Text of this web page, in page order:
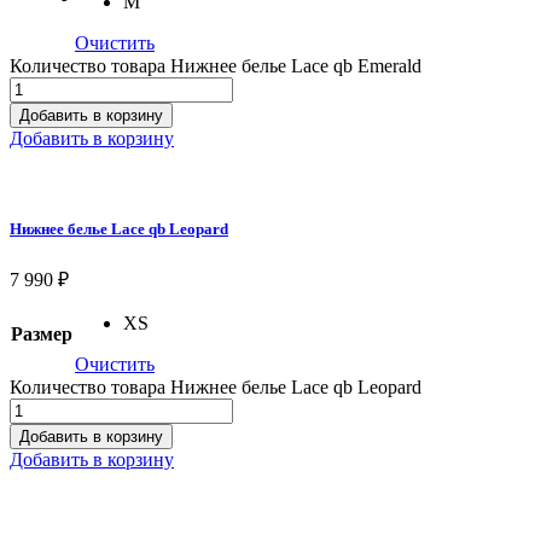
Очистить
Количество товара Нижнее белье Lace qb Emerald
Добавить в корзину
Добавить в корзину
Нижнее белье Lace qb Leopard
7 990 ₽
Размер
XS
Очистить
Количество товара Нижнее белье Lace qb Leopard
Добавить в корзину
Добавить в корзину